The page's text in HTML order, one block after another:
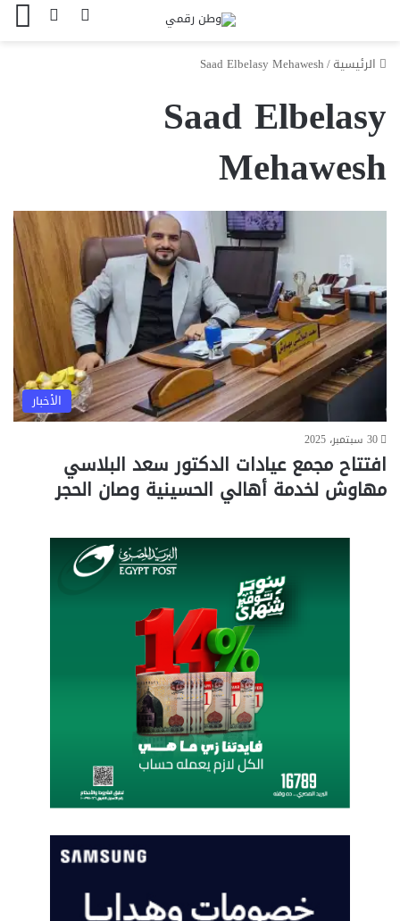
بحث عنالوضع
الرئيسية/
Saad Elbelasy Mehawesh
Saad Elbelasy
Mehawesh
الأخبار
30 سبتمبر، 2025
افتتاح مجمع عيادات الدكتور سعد البلاسي
مهاوش لخدمة أهالي الحسينية وصان الحجر